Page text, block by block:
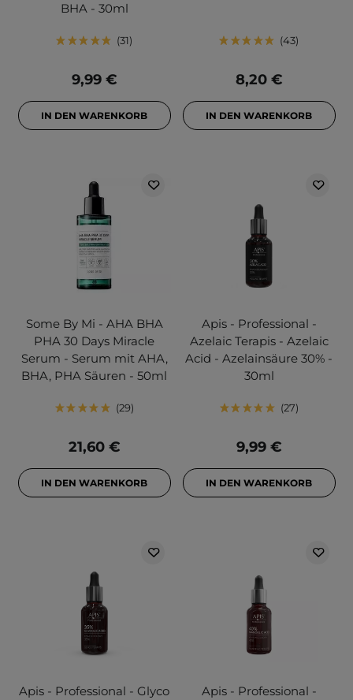
BHA - 30ml
31
9,99 €
IN DEN WARENKORB
43
8,20 €
IN DEN WARENKORB
Some By Mi - AHA BHA
PHA 30 Days Miracle
Serum - Serum mit AHA,
BHA, PHA Säuren - 50ml
29
21,60 €
IN DEN WARENKORB
Apis - Professional -
Azelaic Terapis - Azelaic
Acid - Azelainsäure 30% -
30ml
27
9,99 €
IN DEN WARENKORB
Apis - Professional - Glyco
Apis - Professional -